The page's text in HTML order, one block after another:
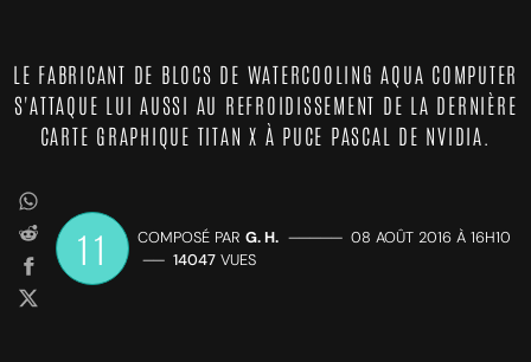
LE FABRICANT DE BLOCS DE WATERCOOLING AQUA COMPUTER
S'ATTAQUE LUI AUSSI AU REFROIDISSEMENT DE LA DERNIÈRE
CARTE GRAPHIQUE TITAN X À PUCE PASCAL DE NVIDIA.
11 COMPOSÉ PAR G. H. ————— 08 AOÛT 2016 À 16H10
—— 14047 VUES